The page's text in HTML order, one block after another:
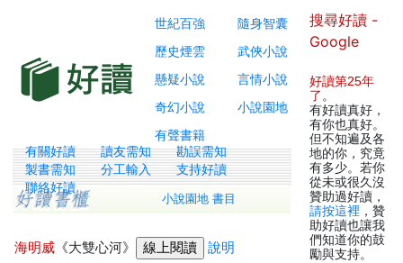
世紀百強
隨身智囊
歷史煙雲
武俠小說
懸疑小說
言情小說
奇幻小說
小說園地
有聲書籍
有關好讀 讀友需知
勘誤需知
製書需知
分工輸入
支持好讀
聯絡好讀
小說園地 書目
海明威 《大雙心河》 說明
搜尋好讀 -
Google
好讀第25年
了 。
有好讀真好，
有你也真好。
但不知遍及各
地的你，究竟
有多少。若你
從未或很久沒
贊助過好讀，
請按這裡 ，贊
助好讀也讓我
們知道你的鼓
勵與支持。